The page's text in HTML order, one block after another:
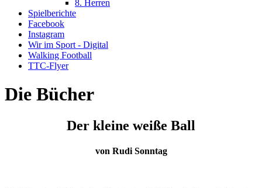
8. Herren
Spielberichte
Facebook
Instagram
Wir im Sport - Digital
Walking Football
TTC-Flyer
Die Bücher
Der kleine weiße Ball
von Rudi Sonntag